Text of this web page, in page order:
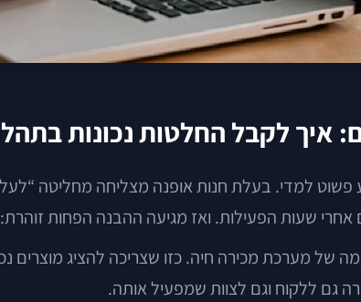
איך לקבל החלטות נכונות
למדי. בעלת חנות אופנה מצליחה מחליטה “לעלות
שעות הפעילות. ואז מגיעה ההבנה הפחות
של מערכת מכירה חיה. כזו שצריכה להציג
גם ללקוח וגם לצוות שמפעיל אותה.